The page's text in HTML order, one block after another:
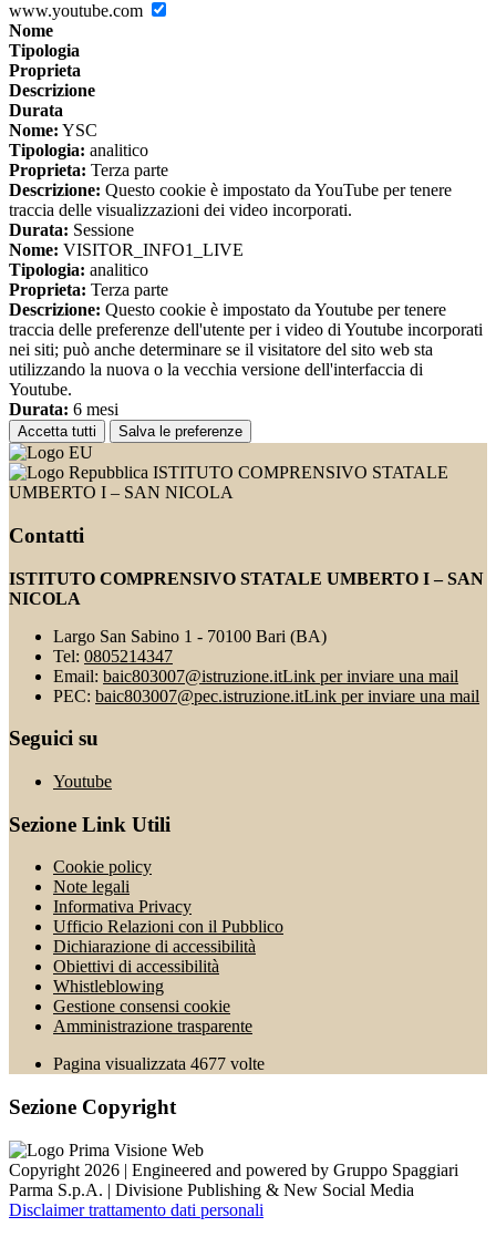
www.youtube.com
Nome
Tipologia
Proprieta
Descrizione
Durata
Nome: YSC
Tipologia: analitico
Proprieta: Terza parte
Descrizione: Questo cookie è impostato da YouTube per tenere
traccia delle visualizzazioni dei video incorporati.
Durata: Sessione
Nome: VISITOR_INFO1_LIVE
Tipologia: analitico
Proprieta: Terza parte
Descrizione: Questo cookie è impostato da Youtube per tenere
traccia delle preferenze dell'utente per i video di Youtube incorporati
nei siti; può anche determinare se il visitatore del sito web sta
utilizzando la nuova o la vecchia versione dell'interfaccia di
Youtube.
Durata: 6 mesi
Accetta tutti Salva le preferenze
ISTITUTO COMPRENSIVO STATALE
UMBERTO I – SAN NICOLA
Contatti
ISTITUTO COMPRENSIVO STATALE UMBERTO I – SAN
NICOLA
Largo San Sabino 1 - 70100 Bari (BA)
Tel: 0805214347
Email: baic803007@istruzione.itLink per inviare una mail
PEC: baic803007@pec.istruzione.itLink per inviare una mail
Seguici su
Youtube
Sezione Link Utili
Cookie policy
Note legali
Informativa Privacy
Ufficio Relazioni con il Pubblico
Dichiarazione di accessibilità
Obiettivi di accessibilità
Whistleblowing
Gestione consensi cookie
Amministrazione trasparente
Pagina visualizzata 4677 volte
Sezione Copyright
Copyright 2026 | Engineered and powered by Gruppo Spaggiari
Parma S.p.A. | Divisione Publishing & New Social Media
Disclaimer trattamento dati personali